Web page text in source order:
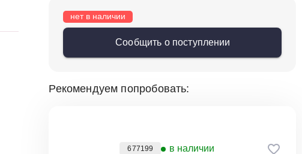
нет в наличии
Сообщить о поступлении
Рекомендуем попробовать:
677199 в наличии